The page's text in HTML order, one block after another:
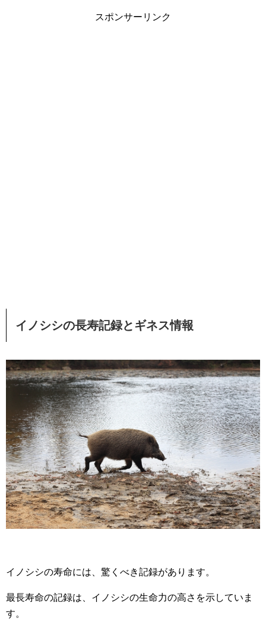
スポンサーリンク
イノシシの長寿記録とギネス情報
イノシシの寿命には、驚くべき記録があります。
最長寿命の記録は、イノシシの生命力の高さを示していま
す。